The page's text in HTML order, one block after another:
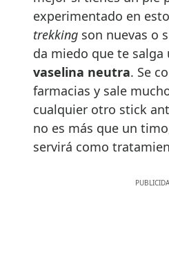
experimentado en
trekking son nuevas o
da miedo que te salga
vaselina neutra. Se
farmacias y sale
cualquier otro stick
no es más que un
servirá como